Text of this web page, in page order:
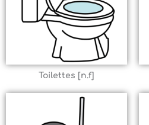
Toilettes [n.f]